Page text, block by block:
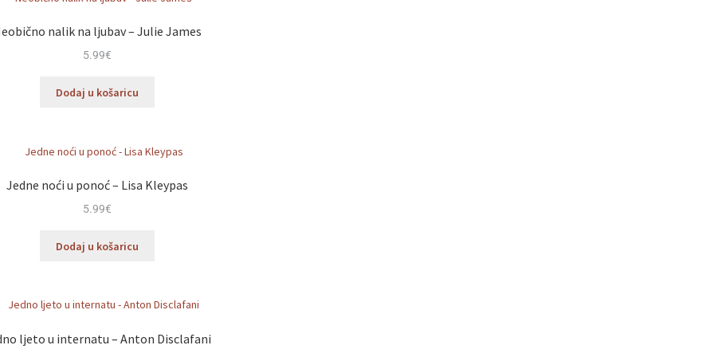
nalik na ljubav – Julie James
5.99€
Dodaj u košaricu
Jedne noći u ponoć – Lisa Kleypas
5.99€
Dodaj u košaricu
ljeto u internatu – Anton Disclafani